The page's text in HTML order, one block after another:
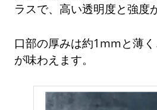
ラスで、高い透明度と強度
口部の厚みは約1mmと薄
が味わえます。